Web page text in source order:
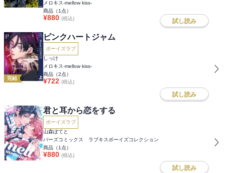
メロキス-mellow kiss-
商品（1 点）
¥880 (税込) 試し読み
完結
ピンクハートジャム
ボーイズラブ
しっけ
メロキス-mellow kiss-
商品（2点）
¥722 (税込)
試し読み
君と耳から恋をする
ボーイズラブ
山森ぽてと
バーズコミックス ラブキスボーイズコレクション
商品（1 点）
¥880 (税込)
試し読み